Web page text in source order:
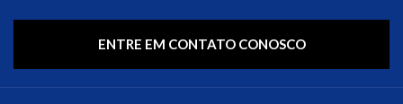
ENTRE EM CONTATO CONOSCO